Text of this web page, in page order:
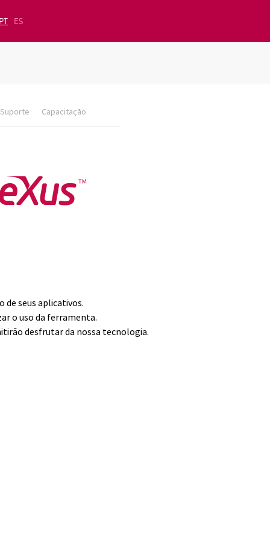
ES
Suporte Capacitação
de seus aplicativos.
o uso da ferramenta.
desfrutar da nossa tecnologia.